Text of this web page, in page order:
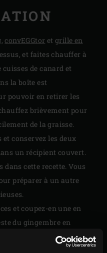
convEGGtor etgrille en
et faites chauffer à
cuisses de canard et
la boîte est
pouvoir en retirer les
brièvement pour
de la graisse.
et conservez les deux
un récipient couvert.
dans cette recette. Vous
préparer à un autre
et coupez-en une en
du gingembre en
l’ail et l’oignon en deux et
restée dans la boîte.